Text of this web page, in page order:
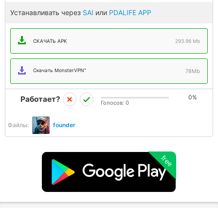
Устанавливать через SAI или PDALIFE APP
СКАЧАТЬ APK 293.96 Mb
Скачать MonsterVPN" 78Mb
Файлы: founder
Работает? 0%
Голосов: 0
free